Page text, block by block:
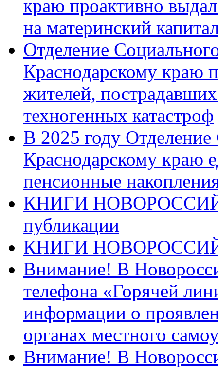
краю проактивно
на материнский
Отделение
Краснодарскому краю
жителей,
техногенных катастроф
В 2025 году
Краснодарскому краю
пенсионные
КНИГИ
публикации
КНИГИ
Внимание! В
телефона «Горячей
информации о
органах местного
Внимание! В